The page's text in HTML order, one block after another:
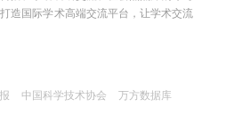
造国际学术高端交流平台，让学术交流
中国科学技术协会
万方数据库